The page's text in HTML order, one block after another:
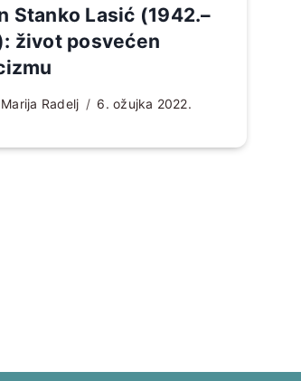
Stanko Lasić (1942.–
život posvećen
Radelj 6. ožujka 2022.